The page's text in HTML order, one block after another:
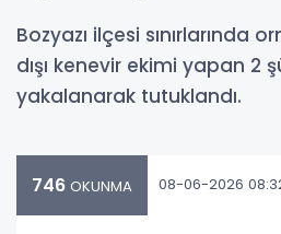
Bozyazı ilçesi sınırlarında
dışı kenevir ekimi yapan 2
yakalanarak tutuklandı.
746 OKUNMA 08-06-2026